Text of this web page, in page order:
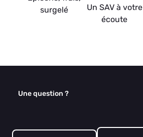
surgelé
Un SAV à votre
écoute
Une question ?